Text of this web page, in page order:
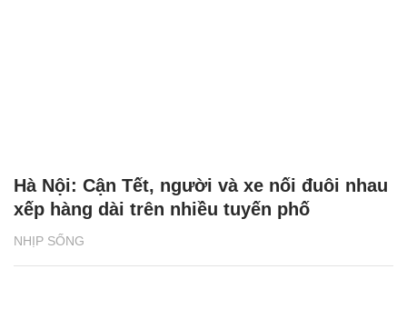
NHỊP SỐNG
Hà Nội: Cận Tết, người và xe nối đuôi nhau
xếp hàng dài trên nhiều tuyến phố